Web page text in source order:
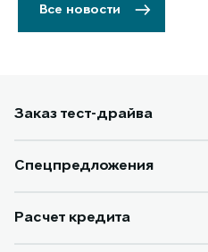
Все новости
Заказ тест-драйва
Спецпредложения
Расчет кредита